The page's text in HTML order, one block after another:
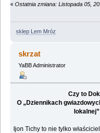
« Ostatnia zmiana: Listopada 05,
sklep Lem Mróz
skrzat
YaBB Administrator
Czy to
O „Dziennikach
Ijon Tichy to nie tylko